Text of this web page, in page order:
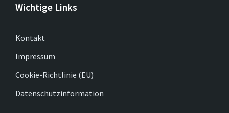
Wichtige Links
Kontakt
Impressum
Cookie-Richtlinie (EU)
Datenschutzinformation